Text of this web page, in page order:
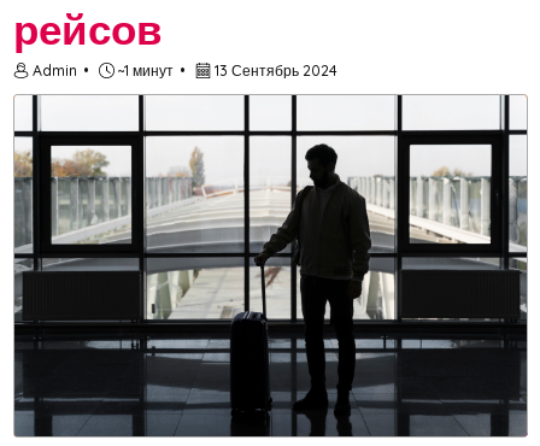
рейсов
Admin ~1 минут 13 Сентябрь 2024